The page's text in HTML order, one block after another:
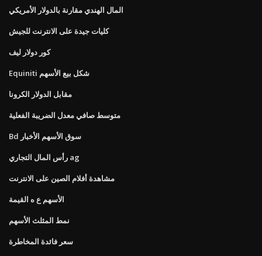
المال الهندي مقارنة بالدولار الأمريكي
كليات جيدة على الانترنت للجيش
كور دولار ليف
Equiniti شكل بيع الأسهم
مقابل الدولار الكرونا
متوسط ​​صافي معدل الضريبة الفعلية
Bd سوق الأسهم الأخبار
رأس المال التجاري ag
مشاهدة أفلام الصين على الانترنت
الأسهم ع ه القيمة
نمط المثلث الأسهم
سعر فائدة المخاطرة